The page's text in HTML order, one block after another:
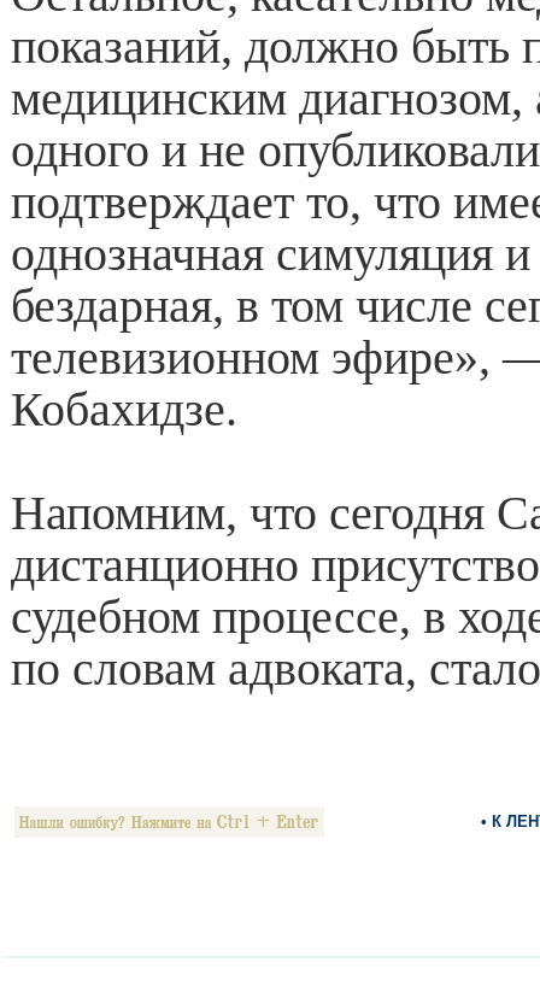
показаний, должно быть
медицинским диагнозом,
одного и не
подтверждает то, что
однозначная симуляция
бездарная, в том числе
телевизионном эфире»,
Кобахидзе.
Напомним, что сегодня
дистанционно
судебном процессе, в
по словам адвоката,
• К